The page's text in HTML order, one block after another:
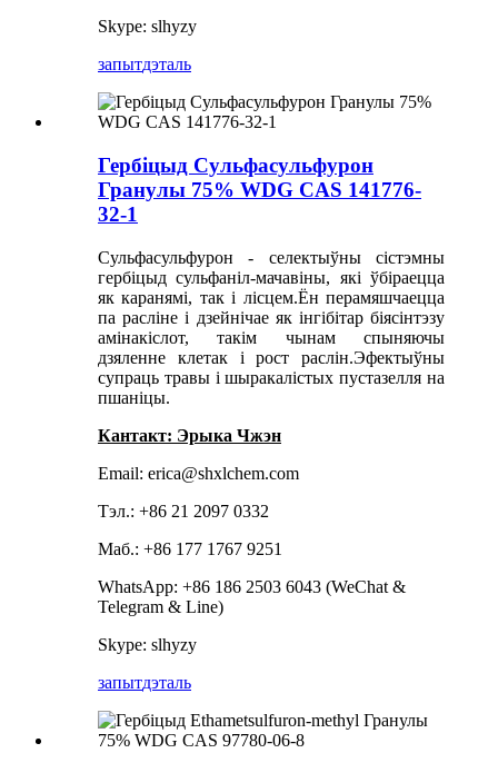
Skype: slhyzy
запытдэталь
Гербіцыд Сульфасульфурон
Гранулы 75% WDG CAS 141776-
32-1
Сульфасульфурон - селектыўны сістэмны
гербіцыд сульфаніл-мачавіны, які ўбіраецца
як каранямі, так і лісцем.Ён перамяшчаецца
па расліне і дзейнічае як інгібітар біясінтэзу
амінакіслот, такім чынам спыняючы
дзяленне клетак і рост раслін.Эфектыўны
супраць травы і шыракалістых пустазелля на
пшаніцы.
Кантакт: Эрыка Чжэн
Email: erica@shxlchem.com
Тэл.: +86 21 2097 0332
Маб.: +86 177 1767 9251
WhatsApp: +86 186 2503 6043 (WeChat &
Telegram & Line)
Skype: slhyzy
запытдэталь